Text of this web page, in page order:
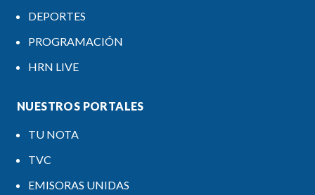
DEPORTES
PROGRAMACIÓN
HRN LIVE
NUESTROS PORTALES
TU NOTA
TVC
EMISORAS UNIDAS